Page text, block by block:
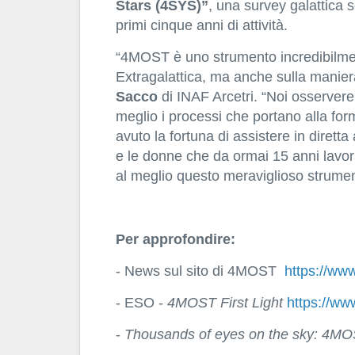
Stars (4SYS)”, una survey galattica
primi cinque anni di attività.
“4MOST è uno strumento
Extragalattica, ma anche sulla
Saccodi INAF Arcetri. “Noi
meglio i processi che portano alla
avuto la fortuna di assistere in
e le donne che da ormai 15 anni
al meglio questo meraviglioso
Per approfondire:
- News sul sito di 4MOST https://
- ESO - 4MOST First Light https://
- Thousands of eyes on the sky: